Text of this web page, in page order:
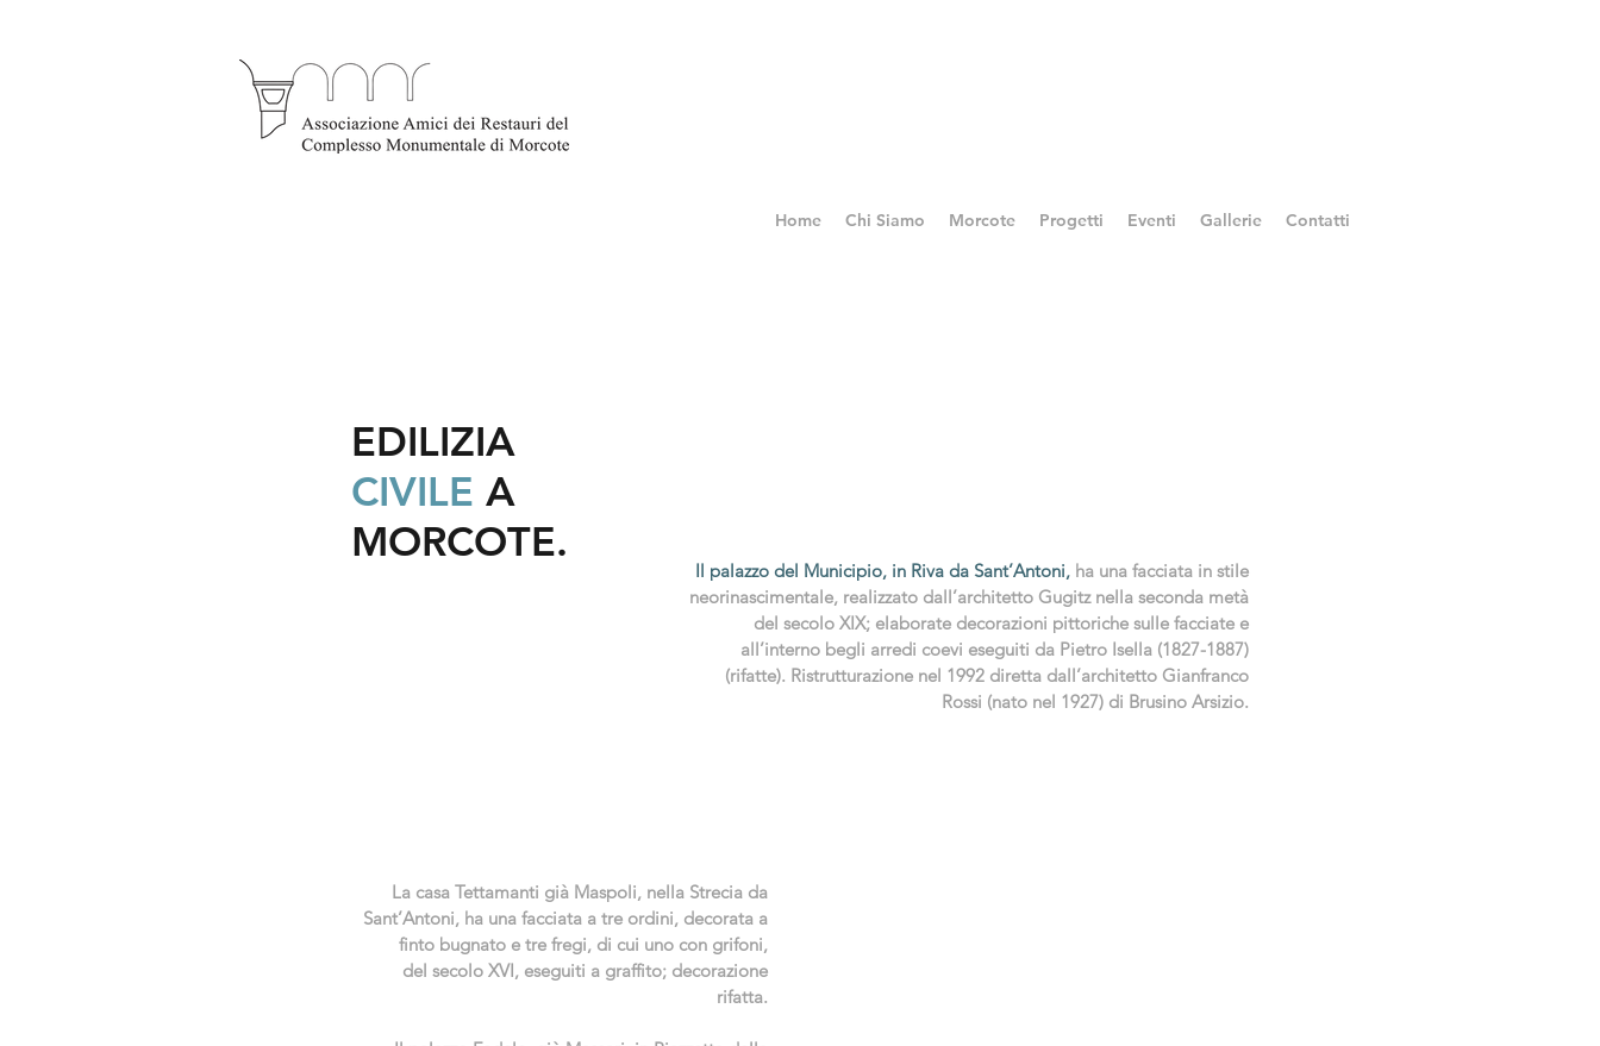
Home Chi Siamo Morcote Progetti Eventi Gallerie Contatti
EDILIZIA
CIVILE A
MORCOTE.
Il palazzo del Municipio, in Riva da Sant’Antoni, ha una facciata in stile
neorinascimentale, realizzato dall’architetto Gugitz nella seconda metà
del secolo XIX; elaborate decorazioni pittoriche sulle facciate e
all’interno begli arredi coevi eseguiti da Pietro Isella (1827-1887)
(rifatte). Ristrutturazione nel 1992 diretta dall’architetto Gianfranco
Rossi (nato nel 1927) di Brusino Arsizio.
La casa Tettamanti già Maspoli, nella Strecia da
Sant’Antoni, ha una facciata a tre ordini, decorata a
finto bugnato e tre fregi, di cui uno con grifoni,
del secolo XVI, eseguiti a graffito; decorazione
rifatta.